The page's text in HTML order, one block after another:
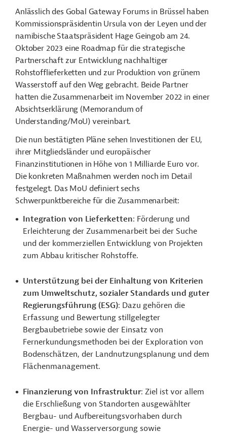
Anlässlich des Gobal Gateway Forums in Brüssel haben
Kommissionspräsidentin Ursula von der Leyen und der
namibische Staatspräsident Hage Geingob am 24.
Oktober 2023 eine Roadmap für die strategische
Partnerschaft zur Entwicklung nachhaltiger
Rohstofflieferketten und zur Produktion von grünem
Wasserstoff auf den Weg gebracht. Beide Partner
hatten die Zusammenarbeit im November 2022 in einer
Absichtserklärung (Memorandum of
Understanding/MoU) vereinbart.
Die nun bestätigten Pläne sehen Investitionen der EU,
ihrer Mitgliedsländer und europäischer
Finanzinstitutionen in Höhe von 1 Milliarde Euro vor.
Die konkreten Maßnahmen werden noch im Detail
festgelegt. Das MoU definiert sechs
Schwerpunktbereiche für die Zusammenarbeit:
Integration von Lieferketten: Förderung und
Erleichterung der Zusammenarbeit bei der Suche
und der kommerziellen Entwicklung von Projekten
zum Abbau kritischer Rohstoffe.
Unterstützung bei der Einhaltung von Kriterien
zum Umweltschutz, sozialer Standards und guter
Regierungsführung (ESG): Dazu gehören die
Erfassung und Bewertung stillgelegter
Bergbaubetriebe sowie der Einsatz von
Fernerkundungsmethoden bei der Exploration von
Bodenschätzen, der Landnutzungsplanung und dem
Flächenmanagement.
Finanzierung von Infrastruktur: Ziel ist vor allem
die Erschließung von Standorten ausgewählter
Bergbau- und Aufbereitungsvorhaben durch
Energie- und Wasserversorgung sowie